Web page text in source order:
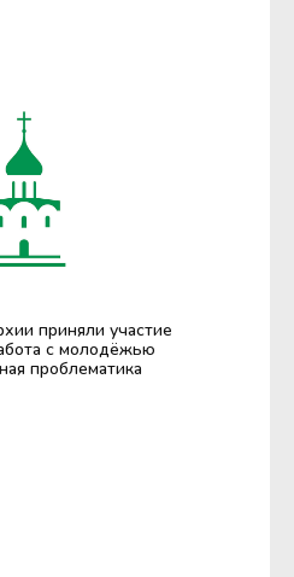
приняли участие
с молодёжью
проблематика